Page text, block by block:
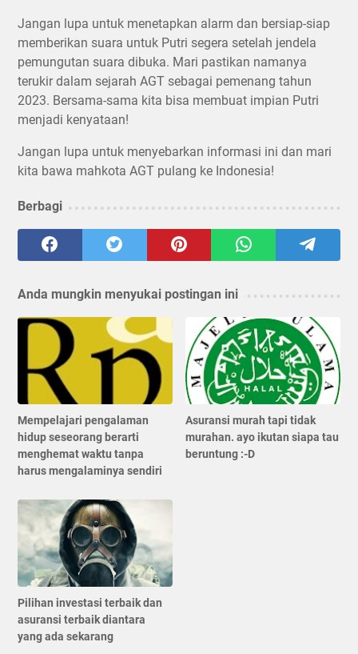
Jangan lupa untuk menetapkan alarm dan bersiap-siap
memberikan suara untuk Putri segera setelah jendela
pemungutan suara dibuka. Mari pastikan namanya
terukir dalam sejarah AGT sebagai pemenang tahun
2023. Bersama-sama kita bisa membuat impian Putri
menjadi kenyataan!
Jangan lupa untuk menyebarkan informasi ini dan mari
kita bawa mahkota AGT pulang ke Indonesia!
Berbagi
Anda mungkin menyukai postingan ini
Mempelajari pengalaman
hidup seseorang berarti
menghemat waktu tanpa
harus mengalaminya sendiri
Asuransi murah tapi tidak
murahan. ayo ikutan siapa tau
beruntung :-D
Pilihan investasi terbaik dan
asuransi terbaik diantara
yang ada sekarang